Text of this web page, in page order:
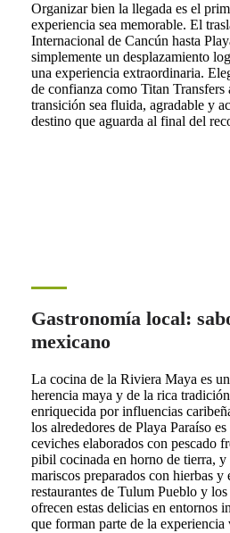
Organizar bien la llegada es el
experiencia sea memorable. El
Internacional de Cancún hasta
simplemente un desplazamiento
una experiencia extraordinaria.
de confianza como Titan Transfers
transición sea fluida, agradable y
destino que aguarda al final del
Gastronomía local:
mexicano
La cocina de la Riviera Maya es
herencia maya y de la rica
enriquecida por influencias
los alrededores de Playa Paraíso
ceviches elaborados con pescado
pibil cocinada en horno de tierra, y
mariscos preparados con hierbas y
restaurantes de Tulum Pueblo y
ofrecen estas delicias en entornos
que forman parte de la experiencia